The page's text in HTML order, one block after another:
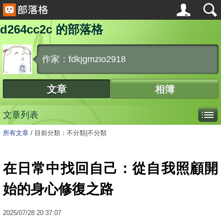
d264cc2c 的部落格
作家：fdkjgmzio2918
文章 相簿
文章列表
所有文章 / 目前分類：不分類|不分類
在日常中找回自己：從自我照顧開
始的身心修復之路
2025/07/28 20:37:07